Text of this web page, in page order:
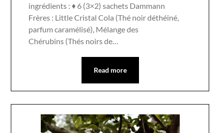
ingrédients : ♦ 6 (3×2) sachets Dammann
Frères : Little Cristal Cola (Thé noir déthéiné,
parfum caramélisé), Mélange des
Chérubins (Thés noirs de…
Read more